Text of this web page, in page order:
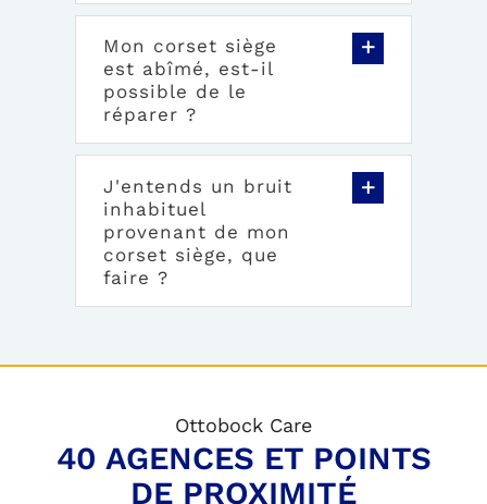
Mon corset siège
est abîmé, est-il
possible de le
réparer ?
J'entends un bruit
inhabituel
provenant de mon
corset siège, que
faire ?
Ottobock Care
40 AGENCES ET POINTS
DE PROXIMITÉ